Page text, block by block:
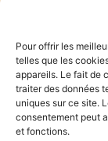
Pour offrir les
telles que les
appareils. Le fait de
traiter des données
uniques sur ce site.
consentement peut
et fonctions.